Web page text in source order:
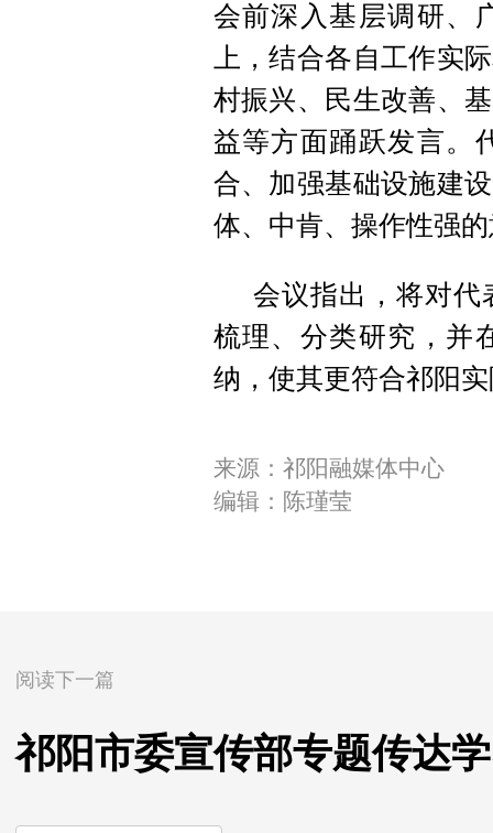
会前深入基层调研、
上，结合各自工作实
村振兴、民生改善、
益等方面踊跃发言。
合、加强基础设施建
体、中肯、操作性强
会议指出，将对代
梳理、分类研究，并
纳，使其更符合祁阳
来源：祁阳融媒体中心
编辑：陈瑾莹
阅读下一篇
祁阳市委宣传部专题传达